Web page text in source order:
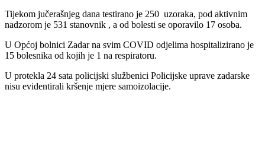
Tijekom jučerašnjeg dana testirano je 250 uzoraka, pod aktivnim
nadzorom je 531 stanovnik , a od bolesti se oporavilo 17 osoba.
U Općoj bolnici Zadar na svim COVID odjelima hospitalizirano je
15 bolesnika od kojih je 1 na respiratoru.
U protekla 24 sata policijski službenici Policijske uprave zadarske
nisu evidentirali kršenje mjere samoizolacije.